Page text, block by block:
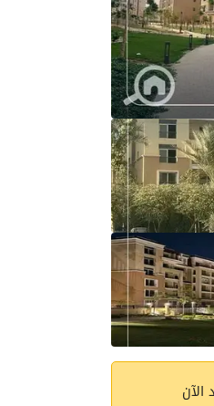
الآن